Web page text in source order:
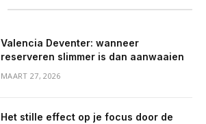
Valencia Deventer: wanneer
reserveren slimmer is dan aanwaaien
MAART 27, 2026
Het stille effect op je focus door de